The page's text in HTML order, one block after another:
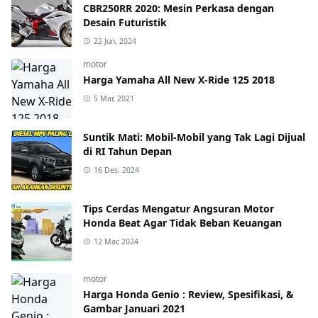
CBR250RR 2020: Mesin Perkasa dengan
Desain Futuristik
22 Jun, 2024
motor
Harga Yamaha All New X-Ride 125 2018
5 Mar, 2021
Suntik Mati: Mobil-Mobil yang Tak Lagi Dijual
di RI Tahun Depan
16 Des, 2024
Tips Cerdas Mengatur Angsuran Motor
Honda Beat Agar Tidak Beban Keuangan
12 Mar, 2024
motor
Harga Honda Genio : Review, Spesifikasi, &
Gambar Januari 2021